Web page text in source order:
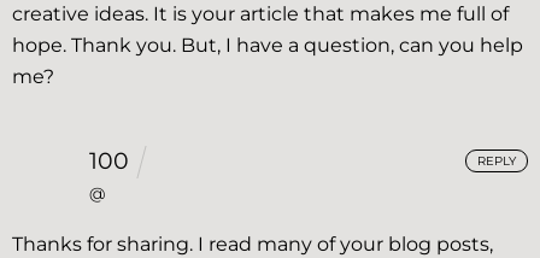
creative ideas. It is your article that makes me full of
hope. Thank you. But, I have a question, can you help
me?
100
@
Thanks for sharing. I read many of your blog posts,
REPLY